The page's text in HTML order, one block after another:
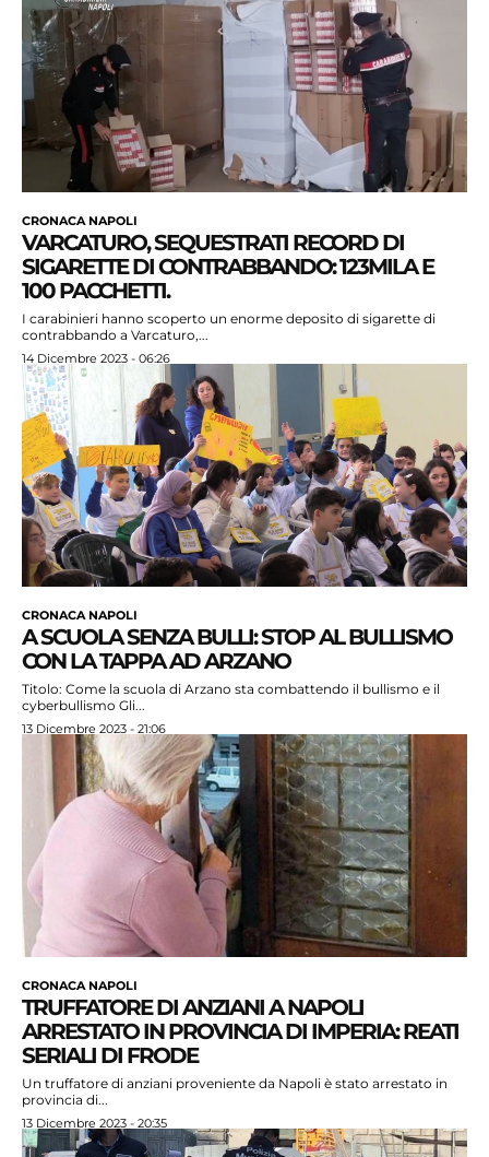
CRONACA NAPOLI
VARCATURO, SEQUESTRATI RECORD DI
SIGARETTE DI CONTRABBANDO: 123MILA E
100 PACCHETTI.
I carabinieri hanno scoperto un enorme deposito di sigarette di
contrabbando a Varcaturo,...
14 Dicembre 2023 - 06:26
CRONACA NAPOLI
A SCUOLA SENZA BULLI: STOP AL BULLISMO
CON LA TAPPA AD ARZANO
Titolo: Come la scuola di Arzano sta combattendo il bullismo e il
cyberbullismo Gli...
13 Dicembre 2023 - 21:06
CRONACA NAPOLI
TRUFFATORE DI ANZIANI A NAPOLI
ARRESTATO IN PROVINCIA DI IMPERIA: REATI
SERIALI DI FRODE
Un truffatore di anziani proveniente da Napoli è stato arrestato in
provincia di...
13 Dicembre 2023 - 20:35